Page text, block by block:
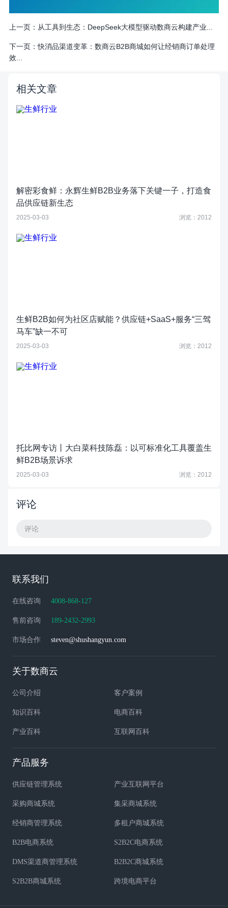
上一页： 从工具到生态：DeepSeek大模型驱动数商云构建产业...
下一页：快消品渠道变革：数商云B2B商城如何让经销商订单处理
效...
相关文章
解密彩食鲜：永辉生鲜B2B业务落下关键一子，打造食
品供应链新生态
2025-03-03 浏览：2012
生鲜B2B如何为社区店赋能？供应链+SaaS+服务“三驾
马车”缺一不可
2025-03-03 浏览：2012
托比网专访丨大白菜科技陈磊：以可标准化工具覆盖生
鲜B2B场景诉求
2025-03-03 浏览：2012
评论
评论
联系我们
在线咨询 4008-868-127
售前咨询 189-2432-2993
市场合作 steven@shushangyun.com
关于数商云
公司介绍 客户案例
知识百科 电商百科
产业百科 互联网百科
产品服务
供应链管理系统 产业互联网平台
采购商城系统 集采商城系统
经销商管理系统 多租户商城系统
B2B电商系统 S2B2C电商系统
DMS渠道商管理系统 B2B2C商城系统
S2B2B商城系统 跨境电商平台